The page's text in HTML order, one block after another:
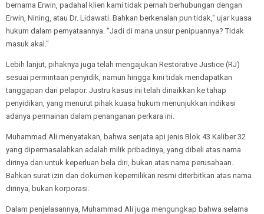
bernama Erwin, padahal klien kami tidak pernah berhubungan dengan
Erwin, Nining, atau Dr. Lidawati. Bahkan berkenalan pun tidak," ujar kuasa
hukum dalam pernyataannya. "Jadi di mana unsur penipuannya? Tidak
masuk akal."
Lebih lanjut, pihaknya juga telah mengajukan Restorative Justice (RJ)
sesuai permintaan penyidik, namun hingga kini tidak mendapatkan
tanggapan dari pelapor. Justru kasus ini telah dinaikkan ke tahap
penyidikan, yang menurut pihak kuasa hukum menunjukkan indikasi
adanya permainan dalam penanganan perkara ini.
Muhammad Ali menyatakan, bahwa senjata api jenis Blok 43 Kaliber 32
yang dipermasalahkan adalah milik pribadinya, yang dibeli atas nama
dirinya dan untuk keperluan bela diri, bukan atas nama perusahaan.
Bahkan surat izin dan dokumen kepemilikan resmi diterbitkan atas nama
dirinya, bukan korporasi.
Dalam penjelasannya, Muhammad Ali juga mengungkap bahwa selama